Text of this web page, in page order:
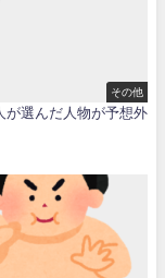
その他
が選んだ人物が予想外